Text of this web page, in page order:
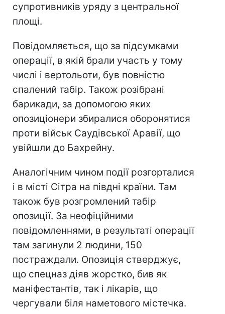
супротивників уряду з центральної
площі.
Повідомляється, що за підсумками
операції, в якій брали участь у тому
числі і вертольоти, був повністю
спалений табір. Також розібрані
барикади, за допомогою яких
опозиціонери збиралися оборонятися
проти військ Саудівської Аравії, що
увійшли до Бахрейну.
Аналогічним чином події розгорталися
і в місті Сітра на півдні країни. Там
також був розгромлений табір
опозиції. За неофіційними
повідомленнями, в результаті операції
там загинули 2 людини, 150
постраждали. Опозиція стверджує,
що спецназ діяв жорстко, бив як
маніфестантів, так і лікарів, що
чергували біля наметового містечка.